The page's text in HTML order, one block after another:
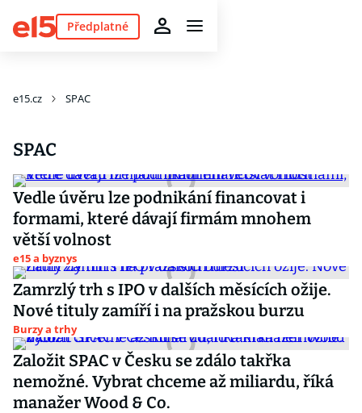
Předplatné
e15.cz SPAC
SPAC
Vedle úvěru lze podnikání financovat i
formami, které dávají firmám mnohem
větší volnost
e15 a byznys
Zamrzlý trh s IPO v dalších měsících ožije.
Nové tituly zamíří i na pražskou burzu
Burzy a trhy
Založit SPAC v Česku se zdálo takřka
nemožné. Vybrat chceme až miliardu, říká
manažer Wood & Co.